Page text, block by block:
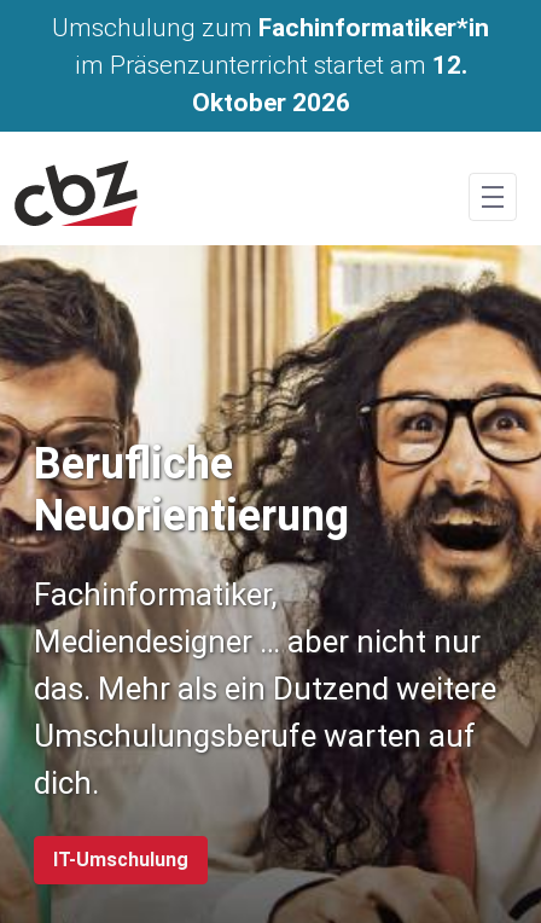
Umschulung in Präsenz in
Umschulung zum Fachinformatiker*in
im Präsenzunterricht startet am 12.
Oktober 2026
Berufliche
Neuorientierung
Fachinformatiker,
Mediendesigner … aber nicht nur
das. Mehr als ein Dutzend weitere
Umschulungsberufe warten auf
dich.
IT-Umschulung